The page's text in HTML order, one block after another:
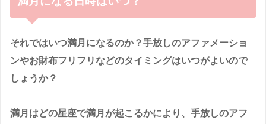
それではいつ満月になるのか？手放しのアファメーショ
ンやお財布フリフリなどのタイミングはいつがよいので
しょうか？
満月はどの星座で満月が起こるかにより、手放しのアフ